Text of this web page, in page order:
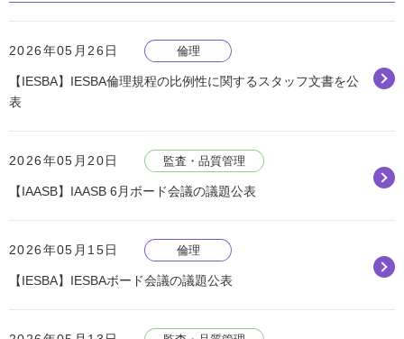
2026年05月26日 倫理
【IESBA】IESBA倫理規程の比例性に関するスタッフ文書を公
表
2026年05月20日 監査・品質管理
【IAASB】IAASB 6月ボード会議の議題公表
2026年05月15日 倫理
【IESBA】IESBAボード会議の議題公表